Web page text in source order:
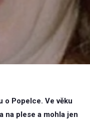
o Popelce. Ve věku
na plese a mohla jen